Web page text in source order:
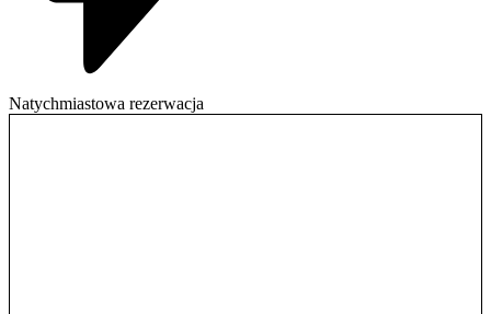
Natychmiastowa rezerwacja